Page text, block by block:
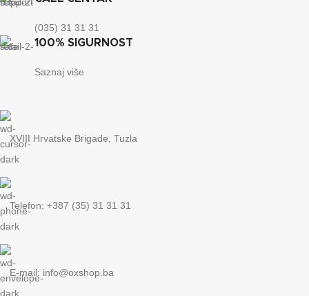
(035) 31 31 31
100% SIGURNOST
Saznaj više
XVIII Hrvatske Brigade, Tuzla
Telefon: +387 (35) 31 31 31
E-mail: info@oxshop.ba